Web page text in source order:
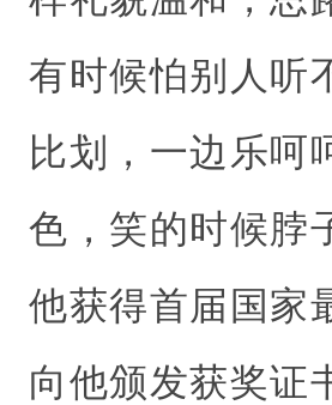
有时候怕别人听
比划，一边乐呵
色，笑的时候脖
他获得首届国家
向他颁发获奖证